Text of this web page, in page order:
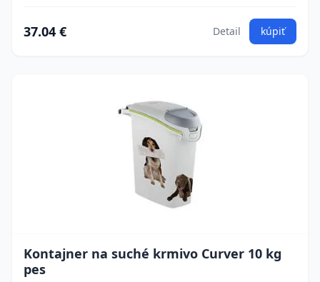
37.04 € Detail kúpiť
Kontajner na suché krmivo Curver 10 kg
pes